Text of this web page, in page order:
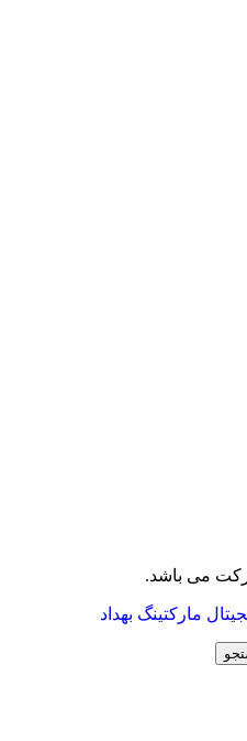
می باشد.
مارکتینگ بهداد